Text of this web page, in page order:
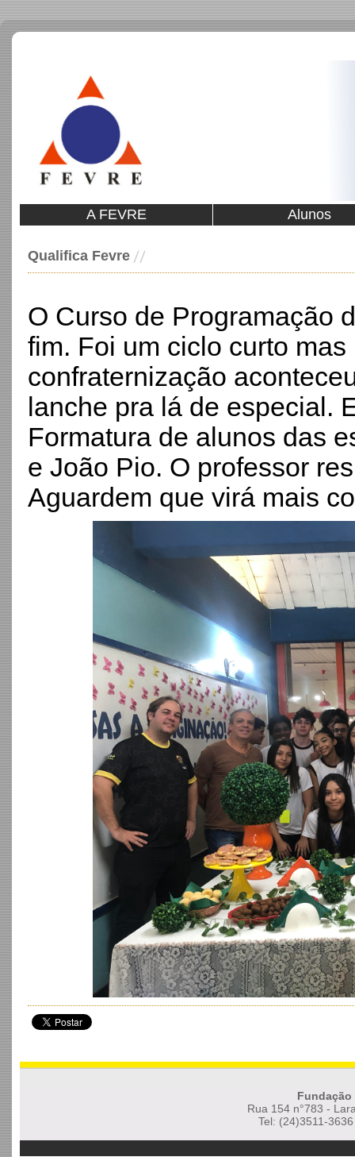
A FEVRE Alunos
Qualifica Fevre
O Curso de Programação
fim. Foi um ciclo curto
confraternização
lanche pra lá de especial.
Formatura de alunos das
e João Pio. O professor
Aguardem que virá mais
Fundação
Rua 154 n°783 -
Tel: (24)3511-